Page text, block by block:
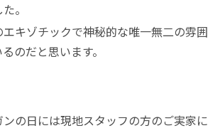
。
キゾチックで神秘的な唯一無二の雰囲
のだと思います。
の日には現地スタッフの方のご実家に